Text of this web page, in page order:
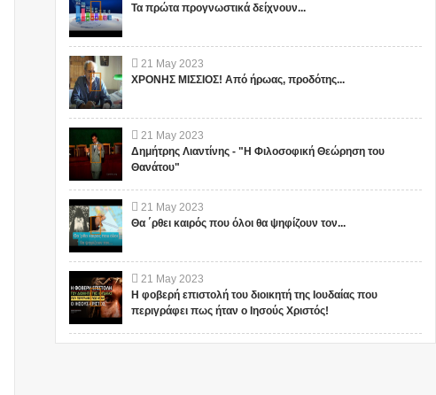
Τα πρώτα προγνωστικά δείχνουν...
21 May 2023
ΧΡΟΝΗΣ ΜΙΣΣΙΟΣ! Από ήρωας, προδότης...
21 May 2023
Δημήτρης Λιαντίνης - "Η Φιλοσοφική Θεώρηση του
Θανάτου"
21 May 2023
Θα ΄ρθει καιρός που όλοι θα ψηφίζουν τον...
21 May 2023
Η φοβερή επιστολή του διοικητή της Ιουδαίας που
περιγράφει πως ήταν ο Ιησούς Χριστός!